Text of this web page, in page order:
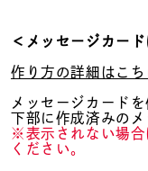
＜メッセージカー
作り方の詳細はこち
メッセージカードを
下部に作成済みの
※表示されない場合
ください。